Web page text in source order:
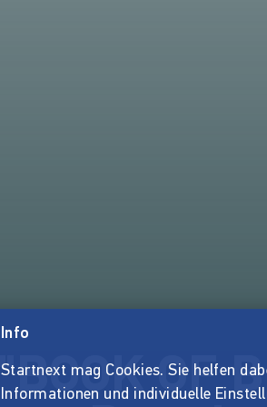
"BOOK OF
Info
Startnext mag Cookies. Sie helfen
Informationen und individuelle